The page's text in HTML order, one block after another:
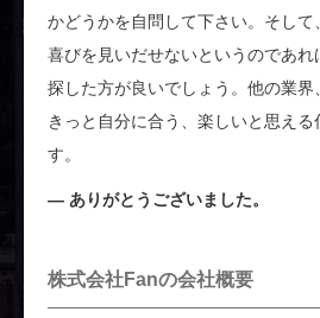
かどうかを自問して下さい。そして
喜びを見いだせないというのであれ
探した方が良いでしょう。他の業界
きっと自分に合う、楽しいと思え
す。
ありがとうございました。
株式会社Fanの会社概要